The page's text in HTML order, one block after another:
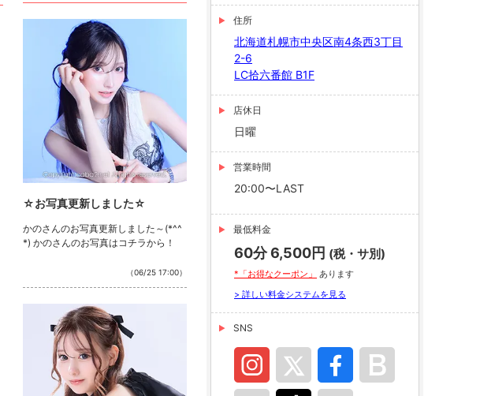
☆お写真更新しました☆
かのさんのお写真更新しました～(*^^
*) かのさんのお写真はコチラから！
（06/25 17:00）
住所
北海道札幌市中央区南4条西3丁目
2-6
LC拾六番館 B1F
店休日
日曜
営業時間
20:00〜LAST
最低料金
60分 6,500円 (税・サ別)
*「お得なクーポン」
あります
> 詳しい料金システムを見る
SNS